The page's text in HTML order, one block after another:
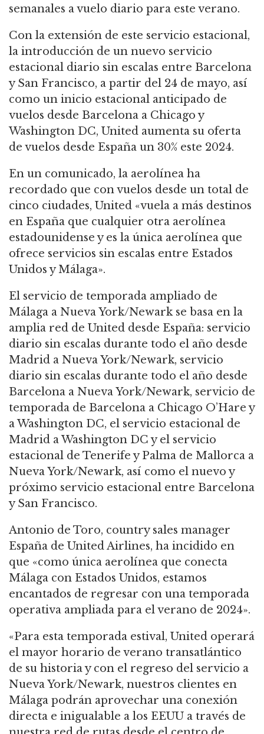
semanales a vuelo diario para este verano.
Con la extensión de este servicio estacional,
la introducción de un nuevo servicio
estacional diario sin escalas entre Barcelona
y San Francisco, a partir del 24 de mayo, así
como un inicio estacional anticipado de
vuelos desde Barcelona a Chicago y
Washington DC, United aumenta su oferta
de vuelos desde España un 30% este 2024.
En un comunicado, la aerolínea ha
recordado que con vuelos desde un total de
cinco ciudades, United «vuela a más destinos
en España que cualquier otra aerolínea
estadounidense y es la única aerolínea que
ofrece servicios sin escalas entre Estados
Unidos y Málaga».
El servicio de temporada ampliado de
Málaga a Nueva York/Newark se basa en la
amplia red de United desde España: servicio
diario sin escalas durante todo el año desde
Madrid a Nueva York/Newark, servicio
diario sin escalas durante todo el año desde
Barcelona a Nueva York/Newark, servicio de
temporada de Barcelona a Chicago O’Hare y
a Washington DC, el servicio estacional de
Madrid a Washington DC y el servicio
estacional de Tenerife y Palma de Mallorca a
Nueva York/Newark, así como el nuevo y
próximo servicio estacional entre Barcelona
y San Francisco.
Antonio de Toro, country sales manager
España de United Airlines, ha incidido en
que «como única aerolínea que conecta
Málaga con Estados Unidos, estamos
encantados de regresar con una temporada
operativa ampliada para el verano de 2024».
«Para esta temporada estival, United operará
el mayor horario de verano transatlántico
de su historia y con el regreso del servicio a
Nueva York/Newark, nuestros clientes en
Málaga podrán aprovechar una conexión
directa e inigualable a los EEUU a través de